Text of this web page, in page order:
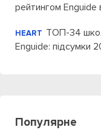
рейтингом Enguide
HEART ТОП-34
Enguide: підсумки
Популярне